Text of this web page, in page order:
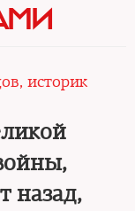
историк
назад,